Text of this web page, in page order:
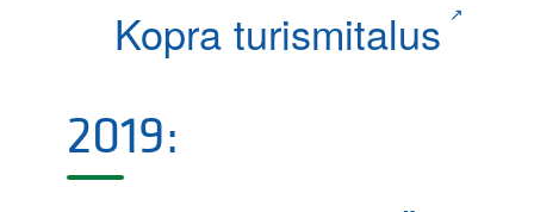
Kopra turismitalus
2019: